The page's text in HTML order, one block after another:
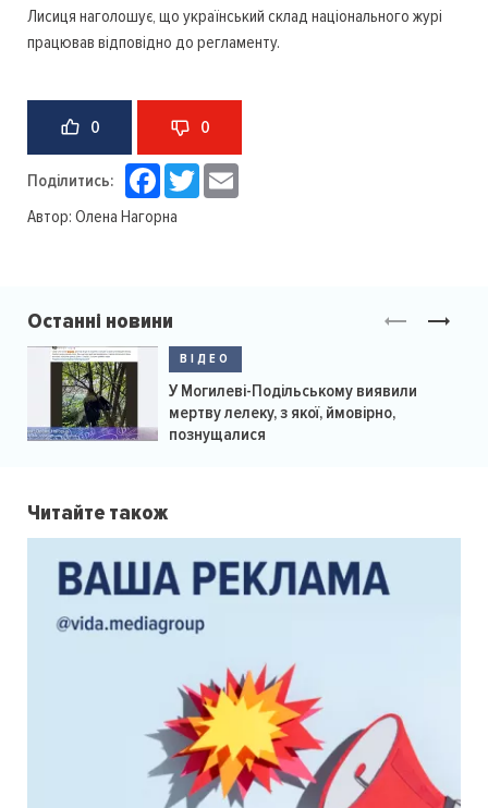
Лисиця наголошує, що український склад національного журі
працював відповідно до регламенту.
0 0
Поділитись: Facebook
Twitter
Автор: Олена Нагорна
Останні новини
ВІДЕО
У Могилеві-Подільському виявили
мертву лелеку, з якої, ймовірно,
познущалися
Читайте також